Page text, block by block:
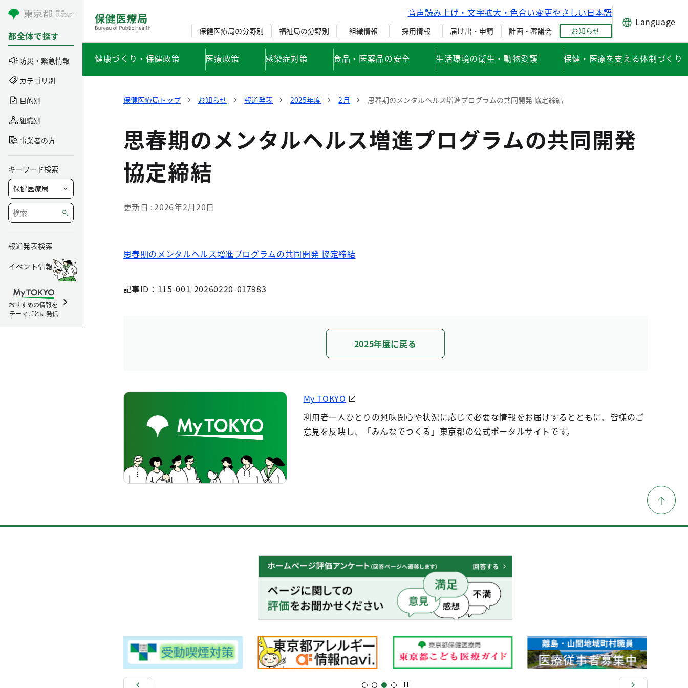
コンテンツにスキップ
都全体で探す
防災・緊急情報
カテゴリ別
目的別
組織別
事業者の方
キーワード検索
報道発表検索
イベント情報
おすすめの情報を
テーマごとに発信
音声読み上げ・文字拡大・色合い変更やさしい日本語
保健医療局の分野別 福祉局の分野別 組織情報 採用情報 届け出・申請 計画・審議会 お知らせ
Language
健康づくり・保健政策 医療政策 感染症対策 食品・医薬品の安全 生活環境の衛生・動物愛護 保健・医療を支える体制づくり
保健医療局トップ お知らせ 報道発表 2025年度 2月 思春期のメンタルヘルス増進プログラムの共同開発 協定締結
思春期のメンタルヘルス増進プログラムの共同開発
協定締結
更新日 2026年2月20日
思春期のメンタルヘルス増進プログラムの共同開発 協定締結
記事ID：115-001-20260220-017983
2025年度に戻る
My TOKYO
利用者一人ひとりの興味関心や状況に応じて必要な情報をお届けするとともに、皆様のご
意見を反映し、「みんなでつくる」東京都の公式ポータルサイトです。